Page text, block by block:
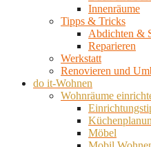
Innenräume
Tipps & Tricks
Abdichten &
Reparieren
Werkstatt
Renovieren und
do it-Wohnen
Wohnräume
Möbel